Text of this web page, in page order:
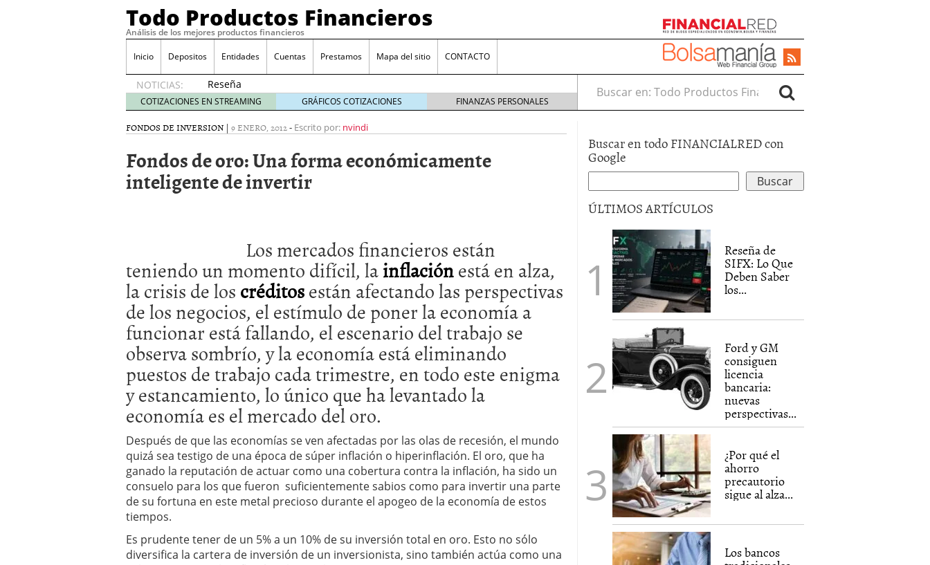
Todo Productos Financieros
Análisis de los mejores productos financieros
Inicio Depositos Entidades Cuentas Prestamos Mapa del sitio CONTACTO
NOTICIAS:
Reseña
de SIFX:
Lo Que
Deben
Traders
Mexicanos
financieros ligados al sector automotriz 26/01/2026
¿Por qué el ahorro precautorio sigue al alza entre los hogares?
21/01/2026
Los bancos tradicionales reaccionan: nuevas cuentas al 1,5 % tras la
presión de los neobancos 12/01/2026
Depósitos al 4 % siguen vigentes en varias entidades: ¿qué plazos y
condiciones pedir? 09/01/2026
COTIZACIONES EN STREAMING GRÁFICOS COTIZACIONES FINANZAS PERSONALES
Buscar en:
FONDOS DE INVERSION | 9 ENERO, 2012- Escrito por: nvindi
Fondos de oro: Una forma económicamente
inteligente de invertir
Los mercados financieros están
teniendo un momento difícil, lainflaciónestá en alza,
la crisis de loscréditosestán afectando las perspectivas
de los negocios, el estímulo de poner la economía a
funcionar está fallando, el escenario del trabajo se
observa sombrío, y la economía está eliminando
puestos de trabajo cada trimestre, en todo este enigma
y estancamiento, lo único que ha levantado la
economía es el mercado del oro.
Después de que las economías se ven afectadas por las olas de recesión, el mundo
quizá sea testigo de una época de súper inflación o hiperinflación. El oro, que ha
ganado la reputación de actuar como una cobertura contra la inflación, ha sido un
consuelo para los que fueron suficientemente sabios como para invertir una parte
de su fortuna en este metal precioso durante el apogeo de la economía de estos
tiempos.
Es prudente tener de un 5% a un 10% de su inversión total en oro. Esto no sólo
diversifica la cartera de inversión de un inversionista, sino también actúa como una
Buscar en todo FINANCIALRED con
Google
ÚLTIMOS ARTÍCULOS
Reseña de
SIFX: Lo Que
Deben Saber
los...
Ford y GM
consiguen
licencia
bancaria:
nuevas
perspectivas...
¿Por qué el
ahorro
precautorio
sigue al alza...
Los bancos